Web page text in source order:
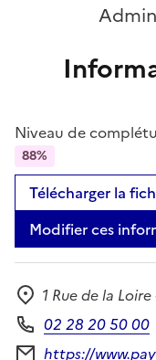
Niveau de
88%
Télécharger la
Modifier ces
Adresse
1 Rue de la
Téléphone
02 28 20 50 00
https://